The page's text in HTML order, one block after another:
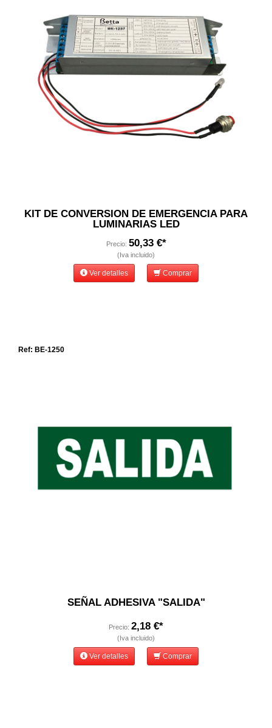
KIT DE CONVERSION DE EMERGENCIA PARA
LUMINARIAS LED
Precio: 50,33 €*
(Iva incluido)
Ver detalles Comprar
Ref: BE-1250
SEÑAL ADHESIVA "SALIDA"
Precio: 2,18 €*
(Iva incluido)
Ver detalles Comprar